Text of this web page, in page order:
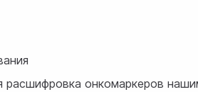
онкомаркеров